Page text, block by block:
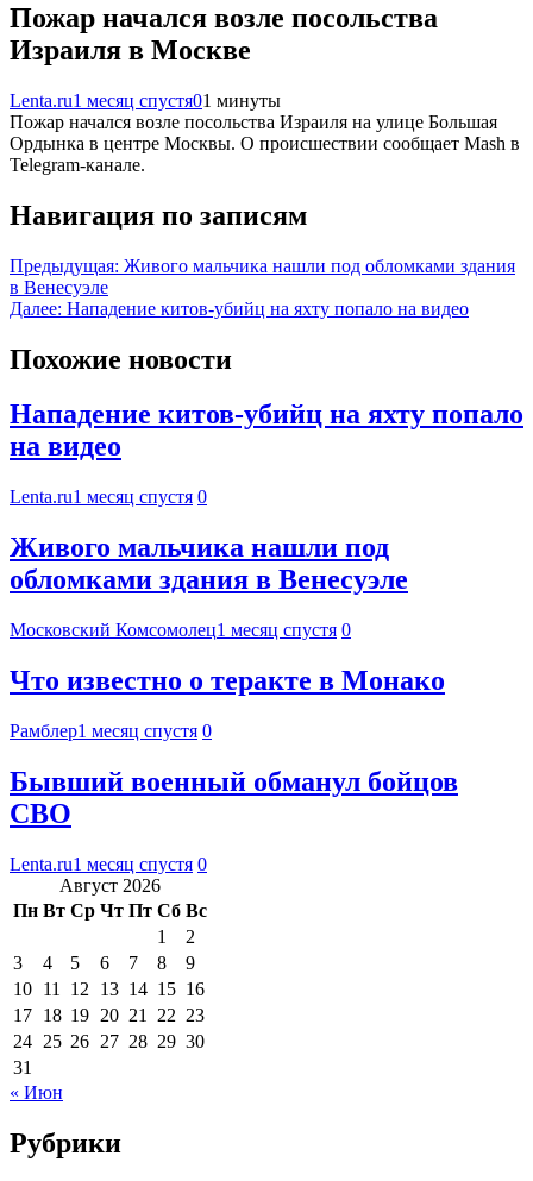
Пожар начался возле посольства
Израиля в Москве
Lenta.ru1 месяц спустя01 минуты
Пожар начался возле посольства Израиля на улице Большая
Ордынка в центре Москвы. О происшествии сообщает Mash в
Telegram-канале.
Навигация по записям
Предыдущая: Живого мальчика нашли под обломками здания
в Венесуэле
Далее: Нападение китов-убийц на яхту попало на видео
Похожие новости
Нападение китов-убийц на яхту попало
на видео
Lenta.ru1 месяц спустя 0
Живого мальчика нашли под
обломками здания в Венесуэле
Московский Комсомолец1 месяц спустя 0
Что известно о теракте в Монако
Рамблер1 месяц спустя 0
Бывший военный обманул бойцов
СВО
Lenta.ru1 месяц спустя 0
Август 2026
Пн Вт Ср Чт Пт Сб Вс
1
2
3
4 5 6 7 8
9
10 11 12 13 14 15 16
17 18 19 20 21 22 23
24 25 26 27 28 29 30
31
« Июн
Рубрики